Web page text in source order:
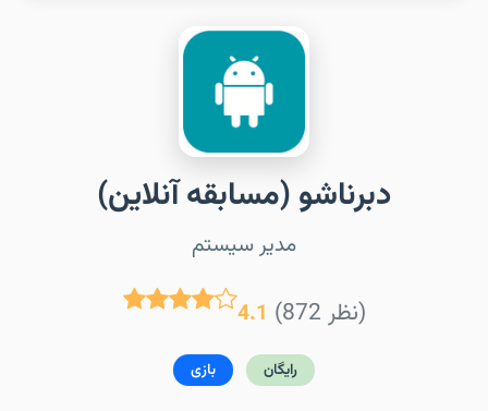
دبرناشو (مسابقه آنلاین)
مدیر سیستم
4.1 (872 نظر)
رایگان بازی